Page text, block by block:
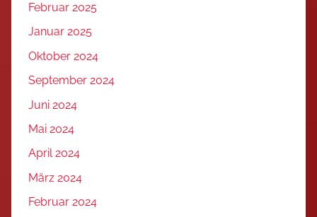
Februar 2025
Januar 2025
Oktober 2024
September 2024
Juni 2024
Mai 2024
April 2024
März 2024
Februar 2024